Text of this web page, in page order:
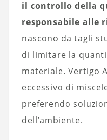
il controllo della
responsabile alle
nascono da tagli
di limitare la
materiale. Vertigo
eccessivo di
preferendo
dell’ambiente.